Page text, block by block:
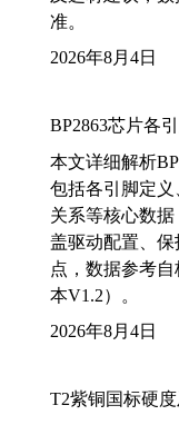
准。
2026年8月4日
BP2863芯片各
本文详细解析
包括各引脚定
关系等核心数
盖驱动配置、
点，数据参考
本V1.2）。
2026年8月4日
T2紫铜国标硬